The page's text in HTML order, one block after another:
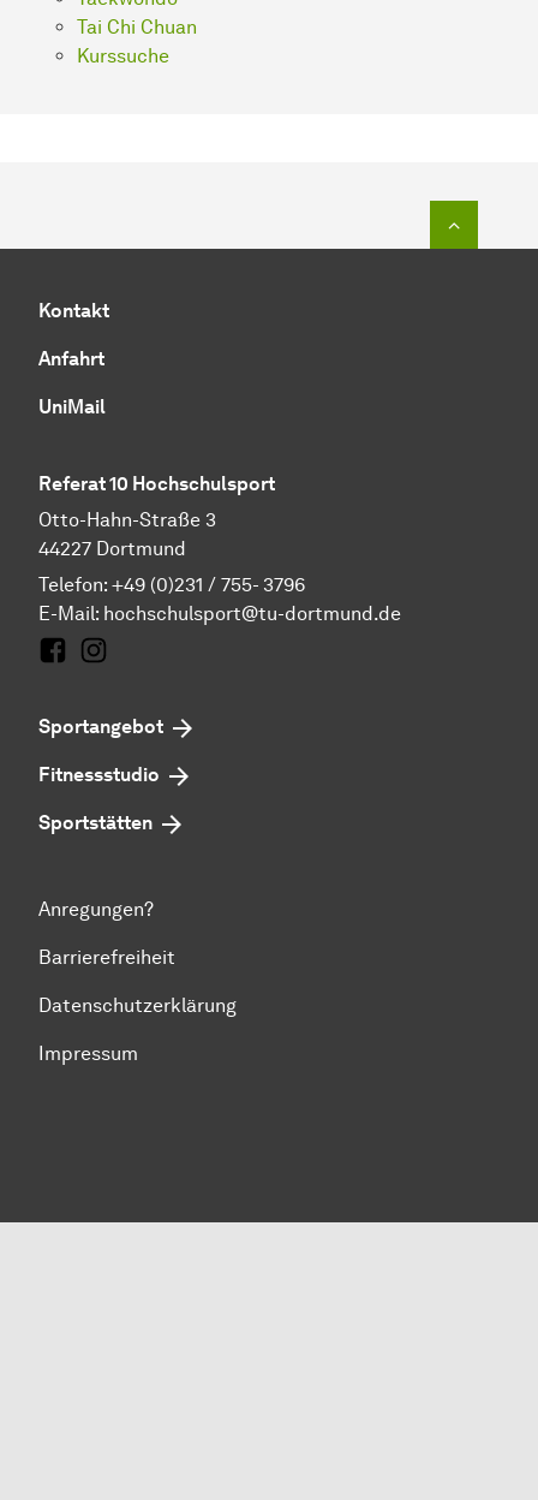
Tai Chi Chuan
Kurssuche
Kontakt
Anfahrt
UniMail
Referat 10 Hochschulsport
Otto-Hahn-Straße 3
44227 Dortmund
Telefon: +49 (0)231 / 755- 3796
E-Mail: hochschulsport@tu-dortmund.de
Sportangebot
Fitnessstudio
Sportstätten
Anregungen?
Barrierefreiheit
Datenschutzerklärung
Impressum